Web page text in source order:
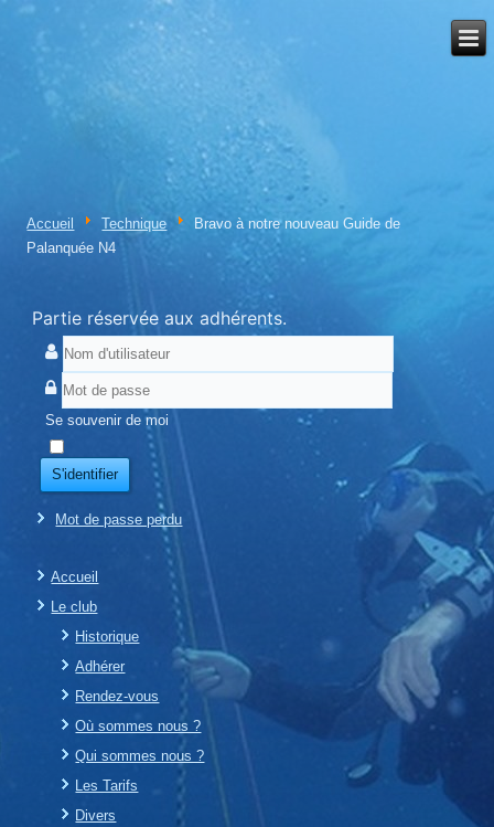
Accueil Technique
Bravo à notre nouveau Guide de
Palanquée N4
Partie réservée aux adhérents.
Se souvenir de moi
S'identifier
Mot de passe perdu
Accueil
Le club
Historique
Adhérer
Rendez-vous
Où sommes nous ?
Qui sommes nous ?
Les Tarifs
Divers